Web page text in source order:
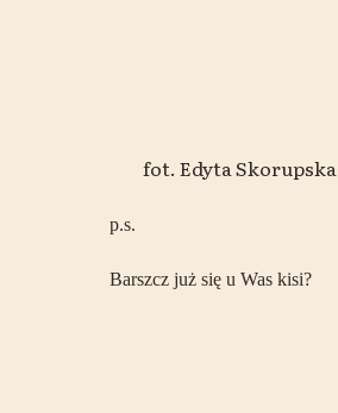
fot. Edyta Skorupska
p.s.
Barszcz już się u Was kisi?